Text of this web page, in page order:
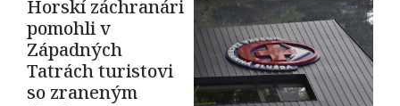
Horskí záchranári
pomohli v
Západných
Tatrách turistovi
so zraneným